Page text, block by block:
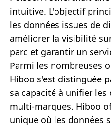
intuitive. L'objectif
les données issues de
améliorer la visibilité
parc et garantir un
Parmi les nombreuses
Hiboo s'est distinguée
sa capacité à unifier les
multi-marques. Hiboo
unique où les données